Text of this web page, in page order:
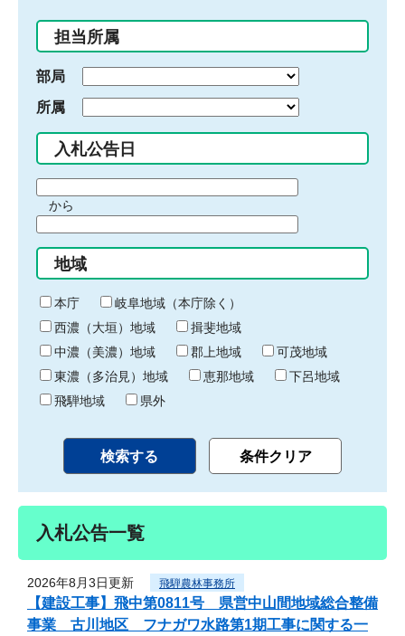
入
力
担当所属
部局
所属
入札公告日
間
始
り
から
間
終
わ
り
地域
本庁
岐阜地域（本庁除く）
西濃（大垣）地域
揖斐地域
中濃（美濃）地域
郡上地域
可茂地域
東濃（多治見）地域
恵那地域
下呂地域
飛騨地域
県外
入札公告一覧
2026年8月3日更新 飛騨農林事務所
【建設工事】飛中第0811号 県営中山間地域総合整備
事業 古川地区 フナガワ水路第1期工事に関する一